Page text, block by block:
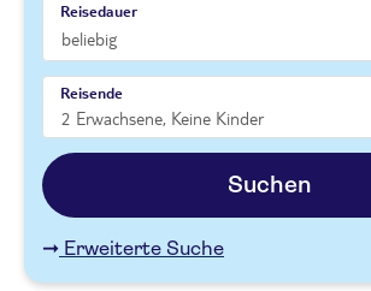
Reisedauer
Reisende
Suchen
Erweiterte Suche